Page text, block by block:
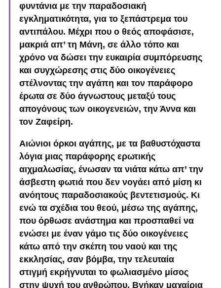
φυντάνια με την παραδοσιακή
εγκληματικότητα, για το ξεπάστρεμα του
αντιπάλου. Μέχρι που ο θεός αποφάσισε,
μακριά απ’ τη Μάνη, σε άλλο τόπο και
χρόνο να δώσει την ευκαιρία συμπόρευσης
και συγχώρεσης στις δύο οικογένειες
στέλνοντας την αγάπη και τον παράφορο
έρωτα σε δύο άγνωστους μεταξύ τους
απογόνους των οικογενειών, την Άννα και
τον Ζαφείρη.
Αιώνιοι όρκοι αγάπης, με τα βαθυστόχαστα
λόγια μιας παράφορης ερωτικής
αιχμαλωσίας, ένωσαν τα νιάτα κάτω απ’ την
άσβεστη φωτιά που δεν νογάει από μίση κι
ανόητους παραδοσιακούς βεντετισμούς. Κι
ενώ τα σχέδια του θεού, μέσω της αγάπης,
που όρθωσε ανάστημα και προσπαθεί να
ενώσει με έναν γάμο τις δύο οικογένειες
κάτω από την σκέπη του ναού και της
εκκλησίας, σαν βόμβα, την τελευταία
στιγμή εκρήγνυται το φωλιασμένο μίσος
στην ψυχή του ανθρώπου. Βγήκαν μαχαίρια